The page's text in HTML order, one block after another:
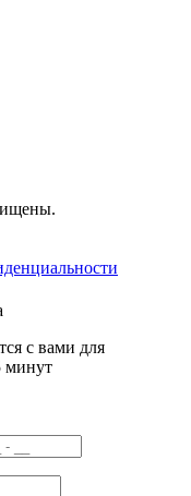
с вами для
минут